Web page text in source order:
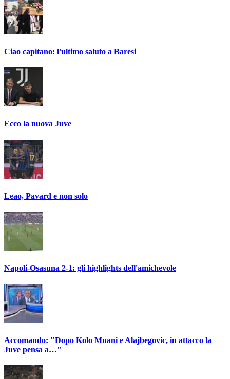
Ciao capitano: l'ultimo saluto a Baresi
Ecco la nuova Juve
Leao, Pavard e non solo
Napoli-Osasuna 2-1: gli highlights dell'amichevole
Accomando: "Dopo Kolo Muani e Alajbegovic, in attacco la
Juve pensa a…"